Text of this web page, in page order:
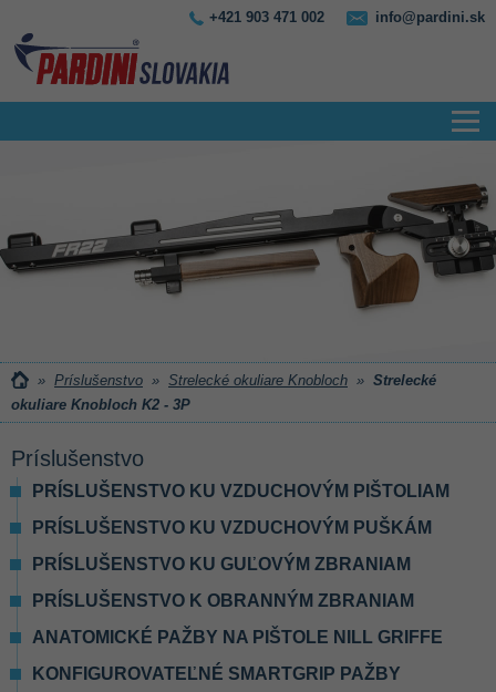
+421 903 471 002 info@pardini.sk
» Príslušenstvo » Strelecké okuliare Knobloch » Strelecké
okuliare Knobloch K2 - 3P
Príslušenstvo
PRÍSLUŠENSTVO KU VZDUCHOVÝM PIŠTOLIAM
PRÍSLUŠENSTVO KU VZDUCHOVÝM PUŠKÁM
PRÍSLUŠENSTVO KU GUĽOVÝM ZBRANIAM
PRÍSLUŠENSTVO K OBRANNÝM ZBRANIAM
ANATOMICKÉ PAŽBY NA PIŠTOLE NILL GRIFFE
KONFIGUROVATEĽNÉ SMARTGRIP PAŽBY